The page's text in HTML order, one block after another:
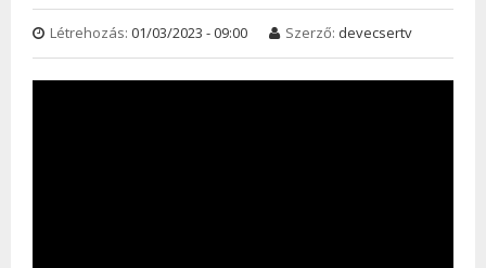
Létrehozás: 01/03/2023 - 09:00 Szerző: devecsertv